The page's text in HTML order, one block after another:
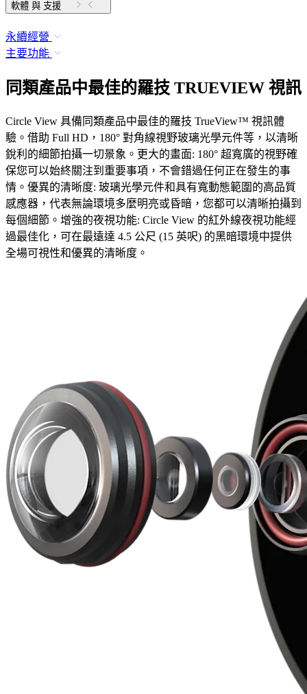
軟體 與 支援
永續經營
主要功能
同類產品中最佳的羅技 TRUEVIEW 視訊
Circle View 具備同類產品中最佳的羅技 TrueView™ 視訊體
驗。借助 Full HD，180° 對角線視野玻璃光學元件等，以清晰
銳利的細節拍攝一切景象。更大的畫面: 180° 超寬廣的視野確
保您可以始終關注到重要事項，不會錯過任何正在發生的事
情。優異的清晰度: 玻璃光學元件和具有寬動態範圍的高品質
感應器，代表無論環境多麼明亮或昏暗，您都可以清晰拍攝到
每個細節。增強的夜視功能: Circle View 的紅外線夜視功能經
過最佳化，可在最遠達 4.5 公尺 (15 英呎) 的黑暗環境中提供
全場可視性和優異的清晰度。